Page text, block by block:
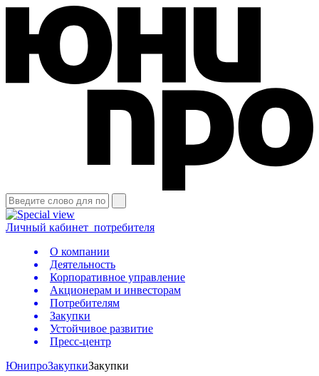
Личный кабинет потребителя
О компании
Деятельность
Корпоративное управление
Акционерам и инвесторам
Потребителям
Закупки
Устойчивое развитие
Пресс-центр
ЮнипроЗакупкиЗакупки